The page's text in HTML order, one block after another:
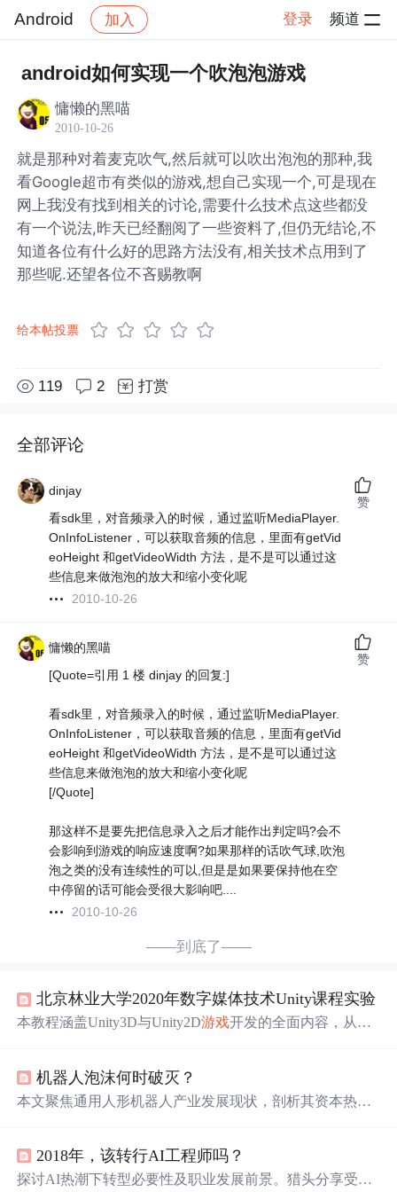
Android 加入 登录 频道
Android 帖子详情
android如何实现一个吹泡泡游戏
慵懒的黑喵
2010-10-26
就是那种对着麦克吹气,然后就可以吹出泡泡的那种,我
看Google超市有类似的游戏,想自己实现一个,可是现在
网上我没有找到相关的讨论,需要什么技术点这些都没
有一个说法,昨天已经翻阅了一些资料了,但仍无结论,不
知道各位有什么好的思路方法没有,相关技术点用到了
那些呢.还望各位不吝赐教啊
给本帖投票
119 2 打赏
全部评论
dinjay
看sdk里，对音频录入的时候，通过监听MediaPlayer.
OnInfoListener，可以获取音频的信息，里面有getVid
eoHeight 和getVideoWidth 方法，是不是可以通过这
些信息来做泡泡的放大和缩小变化呢
2010-10-26
赞
慵懒的黑喵
[Quote=引用 1 楼 dinjay 的回复:]
看sdk里，对音频录入的时候，通过监听MediaPlayer.
OnInfoListener，可以获取音频的信息，里面有getVid
eoHeight 和getVideoWidth 方法，是不是可以通过这
些信息来做泡泡的放大和缩小变化呢
[/Quote]
那这样不是要先把信息录入之后才能作出判定吗?会不
会影响到游戏的响应速度啊?如果那样的话吹气球,吹泡
泡之类的没有连续性的可以,但是是如果要保持他在空
中停留的话可能会受很大影响吧....
2010-10-26
赞
——到底了——
北京林业大学2020年数字媒体技术Unity课程实验
本教程涵盖Unity3D与Unity2D游戏开发的全面内容，从软
习。机器人泡沫何时破灭？
本文聚焦通用人形机器人产业发展现状，剖析其资本热度
合壁垒等方面存在根本性技术瓶颈。强调硬件可靠性是基
础，VLA模型、世界模型及触觉感知是突破关键。预测未
2018年，该转行AI工程师吗？
探讨AI热潮下转型必要性及职业发展前景。猎头分享受欢